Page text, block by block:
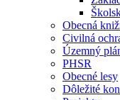
Obecná
Civilná
Územný
PHSR
Obecné lesy
Dôležité